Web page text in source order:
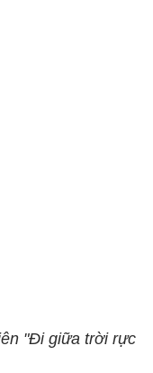
"Đi giữa trời rực